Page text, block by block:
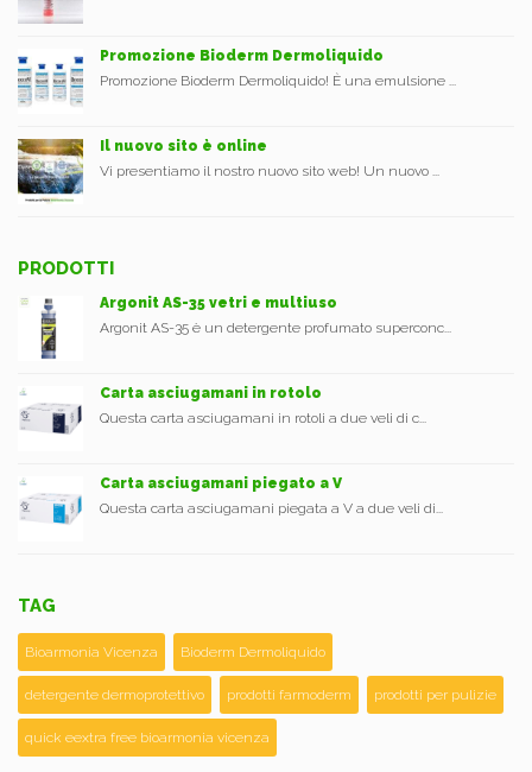
Promozione Bioderm Dermoliquido
Promozione Bioderm Dermoliquido! È una emulsione ...
Il nuovo sito è online
Vi presentiamo il nostro nuovo sito web! Un nuovo ...
PRODOTTI
Argonit AS-35 vetri e multiuso
Argonit AS-35 è un detergente profumato superconc...
Carta asciugamani in rotolo
Questa carta asciugamani in rotoli a due veli di c...
Carta asciugamani piegato a V
Questa carta asciugamani piegata a V a due veli di...
TAG
Bioarmonia Vicenza Bioderm Dermoliquido
detergente dermoprotettivo prodotti farmoderm prodotti per pulizie
quick eextra free bioarmonia vicenza